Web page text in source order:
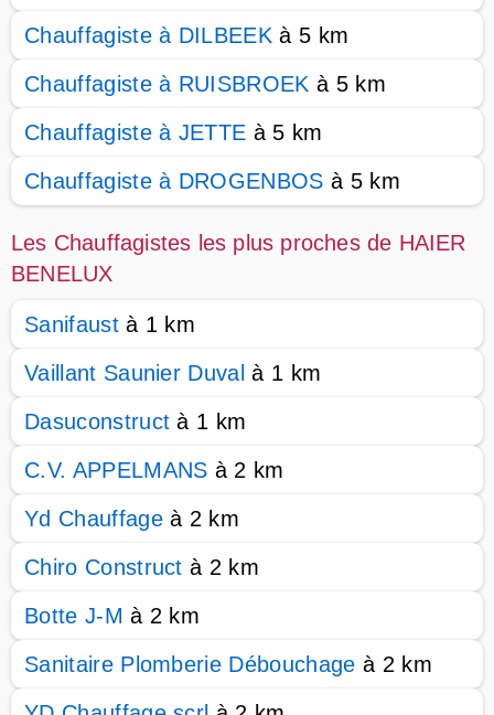
Chauffagiste à DILBEEK à 5 km
Chauffagiste à RUISBROEK à 5 km
Chauffagiste à JETTE à 5 km
Chauffagiste à DROGENBOS à 5 km
Les Chauffagistes les plus proches de HAIER
BENELUX
Sanifaustà 1 km
Vaillant Saunier Duval à 1 km
Dasuconstruct à 1 km
C.V. APPELMANS à 2 km
Yd Chauffageà 2 km
Chiro Construct à 2 km
Botte J-M à 2 km
Sanitaire Plomberie Débouchage à 2 km